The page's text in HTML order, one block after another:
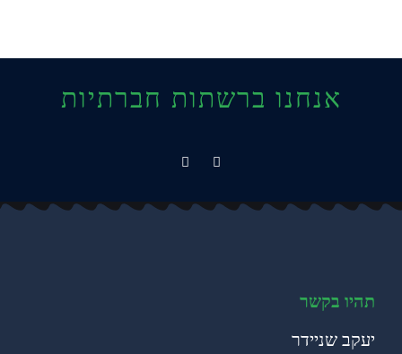
אנחנו ברשתות חברתיות
תהיו בקשר
יעקב שניידר